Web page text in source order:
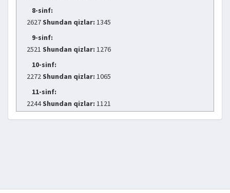
8-sinf:
2627Shundan qizlar: 1345
9-sinf:
2521 Shundan qizlar: 1276
10-sinf:
2272Shundan qizlar: 1065
11-sinf:
2244Shundan qizlar: 1121